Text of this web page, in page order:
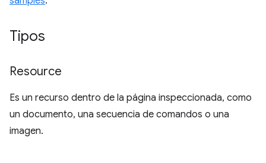
Tipos
Resource
Es un recurso dentro de la página inspeccionada, como
un documento, una secuencia de comandos o una
imagen.